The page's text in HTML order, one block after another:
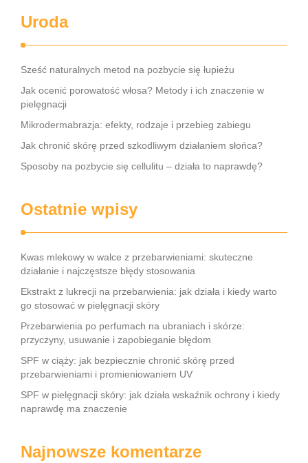
Uroda
Sześć naturalnych metod na pozbycie się łupieżu
Jak ocenić porowatość włosa? Metody i ich znaczenie w
pielęgnacji
Mikrodermabrazja: efekty, rodzaje i przebieg zabiegu
Jak chronić skórę przed szkodliwym działaniem słońca?
Sposoby na pozbycie się cellulitu – działa to naprawdę?
Ostatnie wpisy
Kwas mlekowy w walce z przebarwieniami: skuteczne
działanie i najczęstsze błędy stosowania
Ekstrakt z lukrecji na przebarwienia: jak działa i kiedy warto
go stosować w pielęgnacji skóry
Przebarwienia po perfumach na ubraniach i skórze:
przyczyny, usuwanie i zapobieganie błędom
SPF w ciąży: jak bezpiecznie chronić skórę przed
przebarwieniami i promieniowaniem UV
SPF w pielęgnacji skóry: jak działa wskaźnik ochrony i kiedy
naprawdę ma znaczenie
Najnowsze komentarze